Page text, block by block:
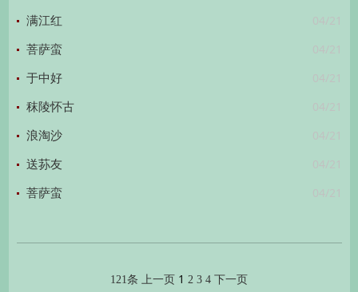
04/21
满江红
04/21
菩萨蛮
04/21
于中好
04/21
秣陵怀古
04/21
浪淘沙
04/21
送荪友
04/21
菩萨蛮
121条 上一页 1 2 3 4 下一页